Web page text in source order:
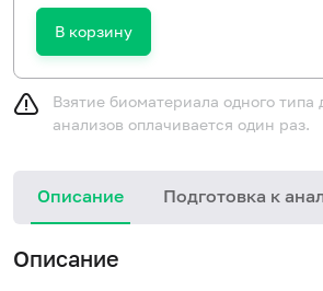
В корзину
Взятие биоматериала одного типа
анализов оплачивается один раз.
Описание Подготовка к
Описание